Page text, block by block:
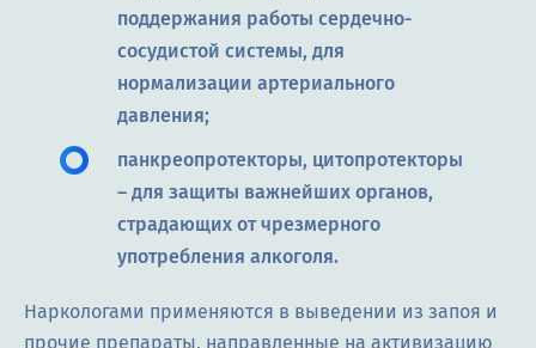
поддержания работы сердечно-
сосудистой системы, для
нормализации артериального
давления;
панкреопротекторы, цитопротекторы
– для защиты важнейших органов,
страдающих от чрезмерного
употребления алкоголя.
Наркологами применяются в выведении из запоя и
прочие препараты, направленные на активизацию